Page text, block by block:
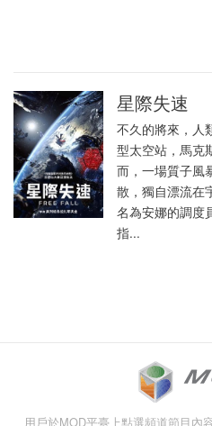
星際失速
不久的將來，人
型太空站，馬克
而，一場質子風
散，獨自漂流在
名為安娜的調度
指...
用戶於MOD平臺上點選頻道節目內